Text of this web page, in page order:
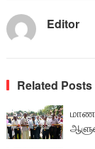
Editor
Related Posts